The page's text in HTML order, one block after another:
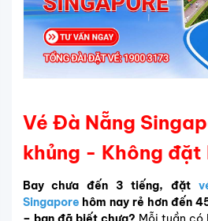
Vé Đà Nẵng
khủng - Không đặt
Bay chưa đến 3 tiếng, đặt
Singapore hôm nay rẻ hơn đến